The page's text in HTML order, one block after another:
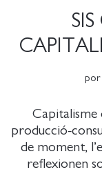
por
Capitalisme
producció-
de moment,
reflexionen